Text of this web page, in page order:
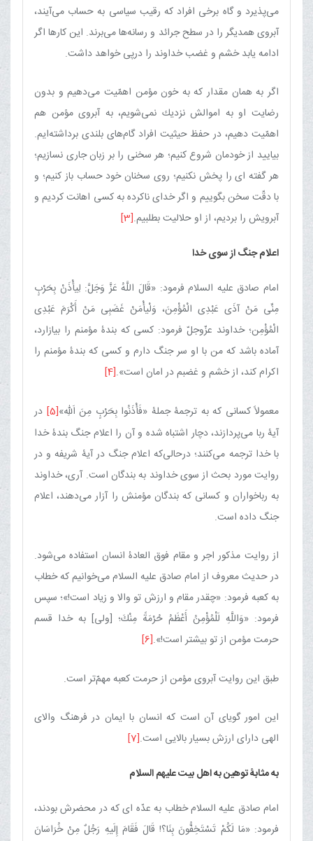
می‌پذیرد و گاه برخی افراد كه رقیب سیاسی به حساب می‌آیند،
آبروی همدیگر را در سطح جرائد و رسانه‌ها می‌برند. این كارها اگر
ادامه یابد خشم و غضب خداوند را درپی خواهد داشت.
اگر به همان مقدار كه به خون مؤمن اهمّیت می‌دهیم و بدون
رضایت او به اموالش نزدیك نمی‌شویم، به آبروی مؤمن هم
اهمّیت دهیم، در حفظ حیثیت افراد گام‌های بلندی برداشته‌ایم.
بیایید از خودمان شروع كنیم؛ هر سخنی را بر زبان جاری نسازیم؛
هر گفته ای را پخش نكنیم؛ روی سخنان خود حساب باز كنیم؛ و
با دقّت سخن بگوییم و اگر خدای ناكرده به كسی اهانت كردیم و
آبرویش را بردیم، از او حلالیت بطلبیم.[3]
اعلام جنگ از سوی خدا
امام صادق علیه السلام فرمود: «قَالَ اللَّهُ عَزَّ وَجَلَّ: لِیأْذَنْ بِحَرْبٍ
مِنِّی مَنْ آذَی عَبْدِی الْمُؤْمِنَ، وَلْیأْمَنْ غَضَبِی مَنْ أَكْرَمَ عَبْدِی
الْمُؤْمِن؛ خداوند عزّوجلّ فرمود: كسی كه بندۀ مؤمنم را بیازارد،
آماده باشد كه من با او سر جنگ دارم و كسی كه بندۀ مؤمنم را
اكرام كند، از خشم و غضبم در امان است».[4]
معمولاً كسانی كه به ترجمۀ جملۀ «فَأْذَنُوا بِحَرْبٍ مِنَ اَللّهِ‌»[5] در
آیۀ ربا می‌پردازند، دچار اشتباه شده و آن را اعلام جنگ بندۀ خدا
با خدا ترجمه می‌كنند؛ درحالی‌كه اعلام جنگ در آیۀ شریفه و در
روایت مورد بحث از سوی خداوند به بندگان است. آری، خداوند
به رباخواران و كسانی كه بندگان مؤمنش را آزار می‌دهند، اعلام
جنگ داده است.
از روایت مذكور اجر و مقام فوق العادۀ انسان استفاده می‌شود.
در حدیث معروف از امام صادق علیه السلام می‌خوانیم كه خطاب
به كعبه فرمود: «چقدر مقام و ارزش تو والا و زیاد است!»؛ سپس
فرمود: «وَاللَّهِ لَلْمُؤْمِنُ أَعْظَمُ حُرْمَةً مِنْكَ‌؛ [ولی] به خدا قسم
حرمت مؤمن از تو بیشتر است!».[6]
طبق این روایت آبروی مؤمن از حرمت كعبه مهمّ‌تر است.
این امور گویای آن است كه انسان با ایمان در فرهنگ والای
الهی دارای ارزش بسیار بالایی است.[7]
به مثابۀ توهین به اهل بیت علیهم السلام
امام صادق علیه السلام خطاب به عدّه ای كه در محضرش بودند،
فرمود: «مَا لَكُمْ تَسْتَخِفُّونَ بِنَا؟! قَالَ فَقَامَ إِلَیهِ رَجُلٌ مِنْ خُرَاسَانَ